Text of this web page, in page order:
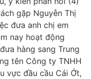
gặp Nguyễn Thị
đưa anh chị em
nay hoạt động
hàng sang Trung
tên Công ty TNHH
vực đầu cầu Cái Ớt,